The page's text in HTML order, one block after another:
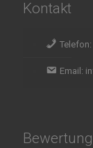
Kontakt
Email: